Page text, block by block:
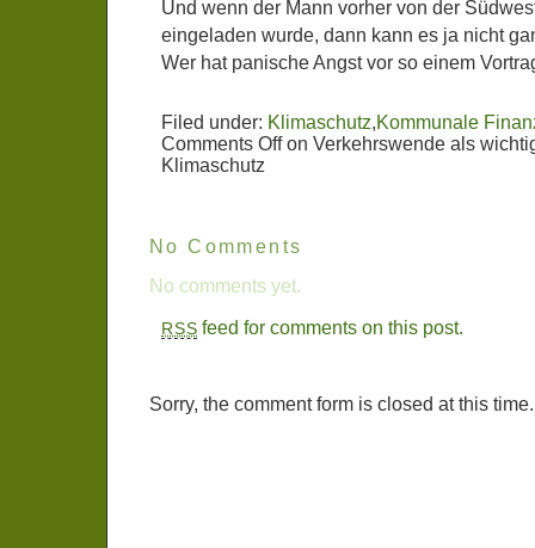
Und wenn der Mann vorher von der
eingeladen wurde, dann kann es ja nicht
Wer hat panische Angst vor so einem
Filed under: Klimaschutz,Kommunale
Comments Offon Verkehrswende als
Klimaschutz
No Comments
No comments yet.
RSS feed for comments on this post.
Sorry, the comment form is closed at this time.